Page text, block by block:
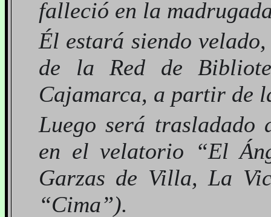
falleció en la
Él estará siendo
de la Red de
Cajamarca, a partir de
Luego será trasladado
en el velatorio “El
Garzas de Villa, La
“Cima”).